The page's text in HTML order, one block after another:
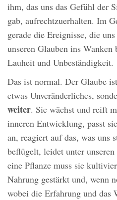
ihm, das uns das Gefühl der
gab, aufrechtzuerhalten. Im
gerade die Ereignisse, die
unseren Glauben ins
Lauheit und Unbeständigkeit.
Das ist normal. Der Glaube
etwas Unveränderliches,
weiter. Sie wächst und reift
inneren Entwicklung, passt
an, reagiert auf das, was uns
beflügelt, leidet unter
eine Pflanze muss sie
Nahrung gestärkt und, wenn
wobei die Erfahrung und das